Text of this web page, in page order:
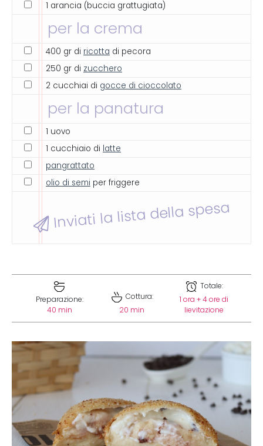
1 arancia (buccia grattugiata)
per la crema
400 gr di ricotta di pecora
250 gr di zucchero
2 cucchiai di gocce di cioccolato
per la panatura
1 uovo
1 cucchiaio di latte
pangrattato
olio di semi per friggere
Inviati la lista della spesa
Preparazione:
40 min
Cottura:
20 min
Totale:
1 ora + 4 ore di
lievitazione